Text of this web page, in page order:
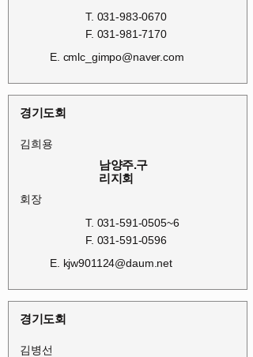
T. 031-983-0670
F. 031-981-7170
E. cmlc_gimpo@naver.com
경기도회
김희용
남양주.구
리지회
회장
T. 031-591-0505~6
F. 031-591-0596
E. kjw901124@daum.net
경기도회
김병선